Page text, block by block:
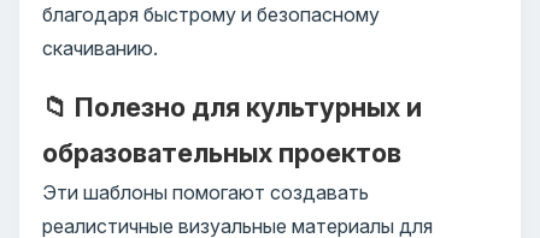
благодаря быстрому и безопасному
скачиванию.
📁 Полезно для культурных и
образовательных проектов
Эти шаблоны помогают создавать
реалистичные визуальные материалы для